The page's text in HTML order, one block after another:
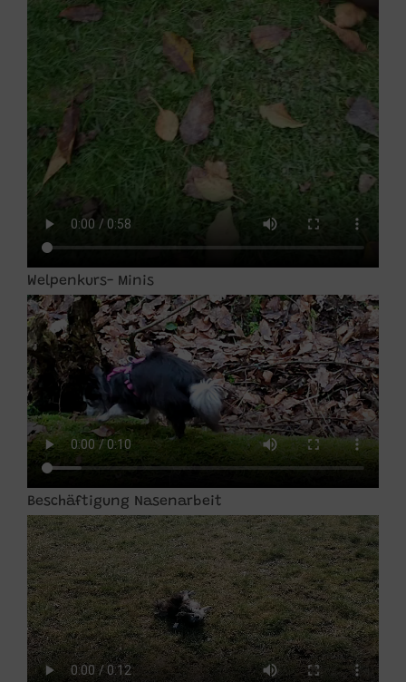
Welpenkurs- Minis
Beschäftigung Nasenarbeit